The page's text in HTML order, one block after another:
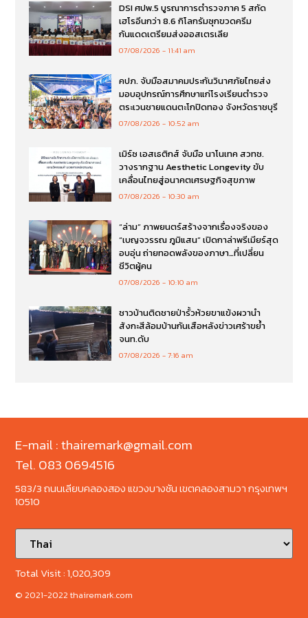
DSI ศปพ.5 บูรณาการตำรวจภาค 5 สกัด
เฮโรอีนกว่า 8.6 กิโลกรัมซุกขวดครีม
กันแดดเตรียมส่งออสเตรเลีย
07/08/2026 11:41 am
คปภ. จับมือสมาคมประกันวินาศภัยไทยส่ง
มอบอุปกรณ์การศึกษาแก่โรงเรียนตำรวจ
ตระเวนชายแดนตะโกปิดทอง จังหวัดราชบุรี
07/08/2026 10:52 am
เมิร์ซ เอสเธติกส์ จับมือ นาโนเทค สวทช.
วางรากฐาน Aesthetic Longevity ขับ
เคลื่อนไทยสู่อนาคตเศรษฐกิจสุขภาพ
07/08/2026 10:30 am
“ล่าม” ภาพยนตร์สร้างจากเรื่องจริงของ
“เบญจวรรณ ภูมิแสน” เปิดกาล่าพรีเมียร์สุด
อบอุ่น ถ่ายทอดพลังของภาษา…ที่เปลี่ยน
ชีวิตผู้คน
07/08/2026 10:10 am
ชาวบ้านติดชายป่ารั้วห้วยขาแข้งผวานำ
สังกะสีล้อมบ้านกันเสือหลังข่าวเศร้าขย้ำ
จนท.ดับ
07/08/2026 7:16 am
E-mail : thairemark@gmail.com
Tel. 083 0694516
583/3 ถนนเลียบคลองสอง แขวงบางชัน เขตคลองสามวา กรุงเทพฯ
10510
Total Visit :1,020,309
© 2021-2022 thairemark.com